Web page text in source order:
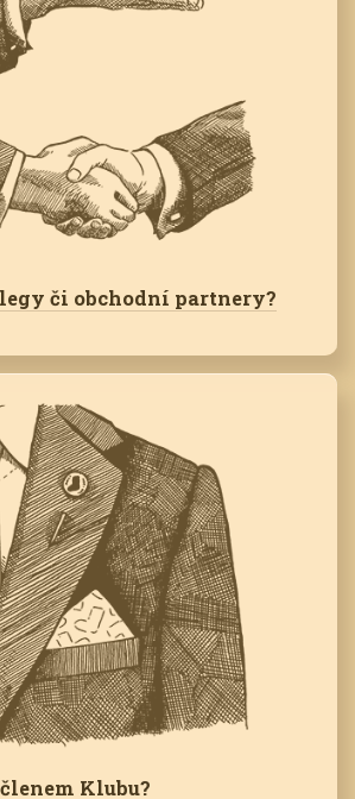
či obchodní partnery?
Klubu?